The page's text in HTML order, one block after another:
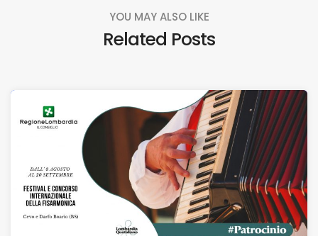
YOU MAY ALSO LIKE
Related Posts